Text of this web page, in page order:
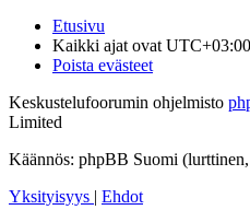
Etusivu
Kaikki ajat ovat UTC+03:00
Poista evästeet
Keskustelufoorumin ohjelmisto
Limited
Käännös: phpBB Suomi
Yksityisyys | Ehdot